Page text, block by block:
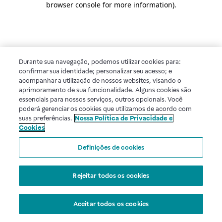
browser console for more information).
Durante sua navegação, podemos utilizar cookies para:
confirmar sua identidade; personalizar seu acesso; e
acompanhar a utilização de nossos websites, visando o
aprimoramento de sua funcionalidade. Alguns cookies são
essenciais para nossos serviços, outros opcionais. Você
poderá gerenciar os cookies que utilizamos de acordo com
suas preferências. Nossa Política de Privacidade e
Cookies
Definições de cookies
Rejeitar todos os cookies
Aceitar todos os cookies